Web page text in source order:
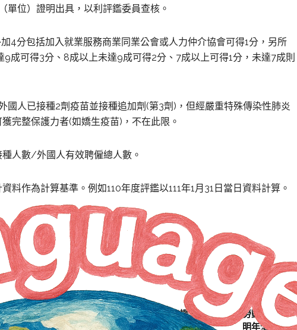
單位）證明出具，以利評鑑委員查核。
4分包括加入就業服務商業同業公會或人力仲介協會可得1分，另所
成可得3分、8成以上未達9成可得2分、7成以上可得1分，未達7成則
國人已接種2劑疫苗並接種追加劑(第3劑)，但經嚴重特殊傳染性肺炎
完整保護力者(如嬌生疫苗)，不在此限。
人數/外國人有效聘僱總人數。
料作為計算基準。例如110年度評鑑以111年1月31日當日資料計算。
NEXT ARTICLE
桃園市優良移工30名 9/25頒獎表揚 成績最優3名 勞動局將推薦
明年全國選拔